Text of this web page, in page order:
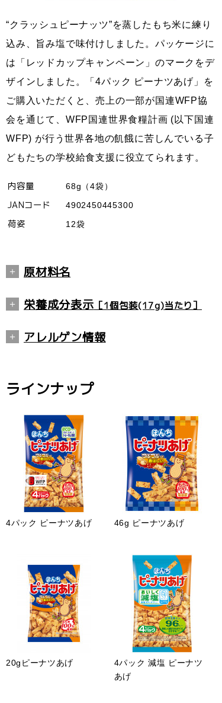
“クラッシュピーナッツ”を蒸したもち米に練り
込み、旨み塩で味付けしました。パッケージに
は「レッドカップキャンペーン」のマークをデ
ザインしました。「4パック ピーナツあげ」を
ご購入いただくと、売上の一部が国連WFP協
会を通じて、WFP国連世界食糧計画 (以下国連
WFP) が行う世界各地の飢餓に苦しんでいる子
どもたちの学校給食支援に役立てられます。
内容量 68g（4袋）
JANコード 4902450445300
荷姿 12袋
原材料名
油脂、ピーナッツ、食塩、砂糖、かつおだ
し粉末、昆布粉末、チキンコンソメシーズ
栄養成分表示 ［1個包装(17g)当たり］
エネルギー 98kcal
炭水化物
食塩相当量
※ウェブサイトに掲載されている本製品の原材
料名と栄養成分情報は食品表示基準に基づいて
いるため、製品パッケージに記載されている内
容と異なる場合がございます。ご購入、お召し
あがりの際には、お手元の製品パッケージの表
示をご確認ください。
アレルゲン情報
※
アレルゲン情報は、食品表示基準で義務付け
る20品目の合計29品目について掲載していま
す。
※本製品製造工場では、アレルゲンの表示が義
務付けされている「卵」「乳成分」「えび」
を含む製品を製造しています。
ラインナップ
4パック ピーナツあげ 46g ピーナツあげ
20gピーナツあげ
4パック 減塩 ピーナツ
あげ